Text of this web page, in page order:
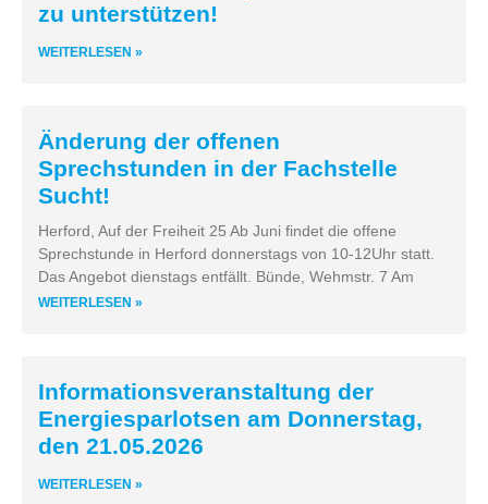
zu unterstützen!
WEITERLESEN »
Änderung der offenen
Sprechstunden in der Fachstelle
Sucht!
Herford, Auf der Freiheit 25 Ab Juni findet die offene
Sprechstunde in Herford donnerstags von 10-12Uhr statt.
Das Angebot dienstags entfällt. Bünde, Wehmstr. 7 Am
WEITERLESEN »
Informationsveranstaltung der
Energiesparlotsen am Donnerstag,
den 21.05.2026
WEITERLESEN »